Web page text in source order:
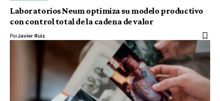
Laboratorios Neum optimiza su modelo productivo
con control total de la cadena de valor
PorJavier Ruiz